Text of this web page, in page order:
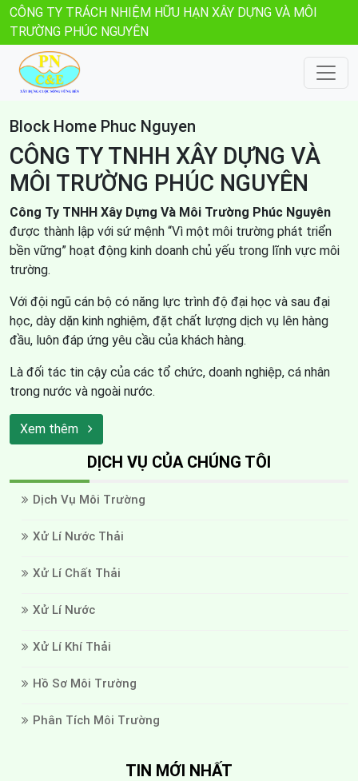
CÔNG TY TRÁCH NHIỆM HỮU HẠN XÂY DỰNG VÀ MÔI
TRƯỜNG PHÚC NGUYÊN
Block Home Phuc Nguyen
CÔNG TY TNHH XÂY DỰNG VÀ
MÔI TRƯỜNG PHÚC NGUYÊN
Công Ty TNHH Xây Dựng Và Môi Trường Phúc Nguyên
được thành lập với sứ mệnh “Vì một môi trường phát triển
bền vững” hoạt động kinh doanh chủ yếu trong lĩnh vực môi
trường.
Với đội ngũ cán bộ có năng lực trình độ đại học và sau đại
học, dày dặn kinh nghiệm, đặt chất lượng dịch vụ lên hàng
đầu, luôn đáp ứng yêu cầu của khách hàng.
Là đối tác tin cậy của các tổ chức, doanh nghiệp, cá nhân
trong nước và ngoài nước.
Xem thêm
DỊCH VỤ CỦA CHÚNG TÔI
Dịch Vụ Môi Trường
Xử Lí Nước Thải
Xử Lí Chất Thải
Xử Lí Nước
Xử Lí Khí Thải
Hồ Sơ Môi Trường
Phân Tích Môi Trường
TIN MỚI NHẤT